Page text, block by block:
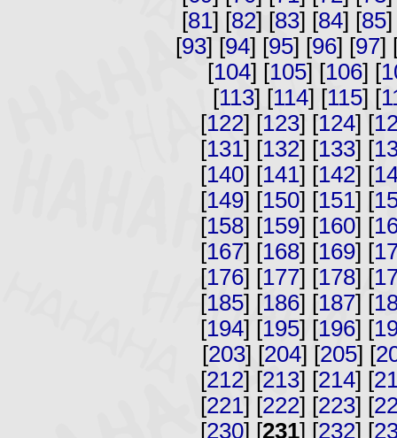
[81] [82] [83] [84] [85]
[93] [94] [95] [96] [97]
[104] [105] [106] [
[113] [114] [115] [
[122] [123] [124] [
[131] [132] [133] [
[140] [141] [142] [
[149] [150] [151] [
[158] [159] [160] [
[167] [168] [169] [
[176] [177] [178] [
[185] [186] [187] [
[194] [195] [196] [
[203] [204] [205] [
[212] [213] [214] [
[221] [222] [223] [
[230] [231] [232] [